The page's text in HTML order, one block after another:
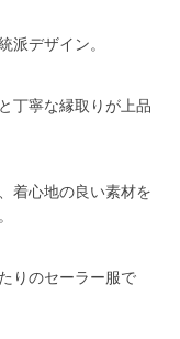
派デザイン。
丁寧な縁取りが上品
着心地の良い素材を
りのセーラー服で